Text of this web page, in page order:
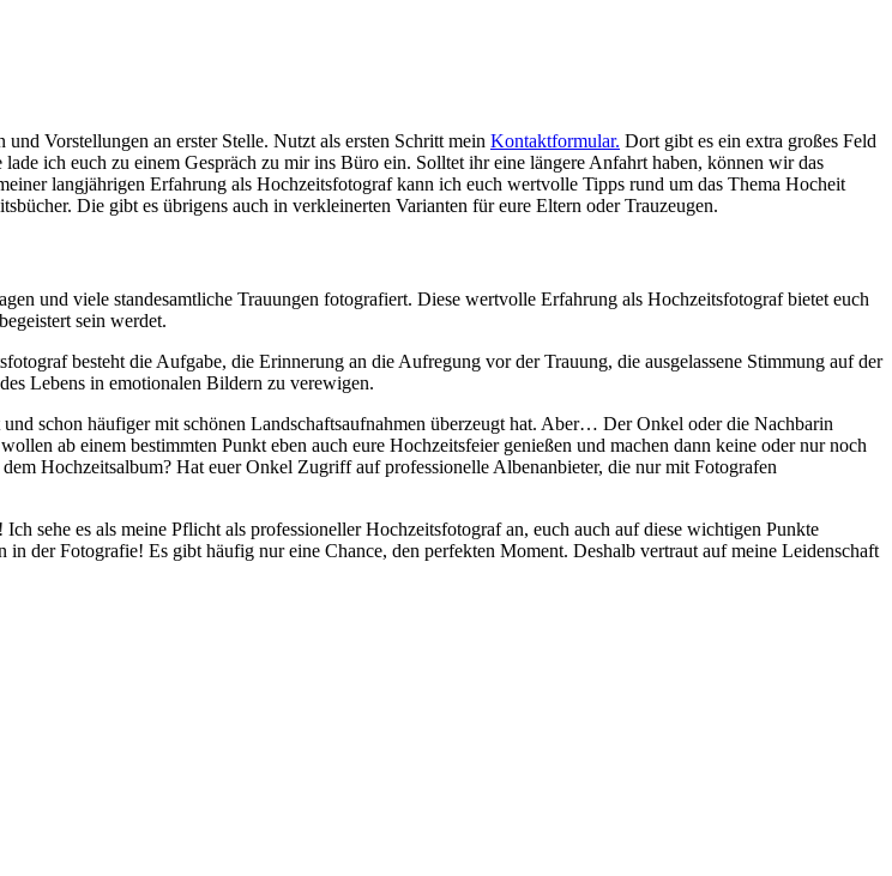
Vorstellungen an erster Stelle. Nutzt als ersten Schritt mein Kontaktformular. Dort gibt es ein extra großes Feld
ich euch zu einem Gespräch zu mir ins Büro ein. Solltet ihr eine längere Anfahrt haben, können wir das
langjährigen Erfahrung als Hochzeitsfotograf kann ich euch wertvolle Tipps rund um das Thema Hocheit
Die gibt es übrigens auch in verkleinerten Varianten für eure Eltern oder Trauzeugen.
und viele standesamtliche Trauungen fotografiert. Diese wertvolle Erfahrung als Hochzeitsfotograf bietet euch
sein werdet.
besteht die Aufgabe, die Erinnerung an die Aufregung vor der Trauung, die ausgelassene Stimmung auf der
Lebens in emotionalen Bildern zu verewigen.
schon häufiger mit schönen Landschaftsaufnahmen überzeugt hat. Aber… Der Onkel oder die Nachbarin
ab einem bestimmten Punkt eben auch eure Hochzeitsfeier genießen und machen dann keine oder nur noch
Hochzeitsalbum? Hat euer Onkel Zugriff auf professionelle Albenanbieter, die nur mit Fotografen
sehe es als meine Pflicht als professioneller Hochzeitsfotograf an, euch auch auf diese wichtigen Punkte
der Fotografie! Es gibt häufig nur eine Chance, den perfekten Moment. Deshalb vertraut auf meine Leidenschaft